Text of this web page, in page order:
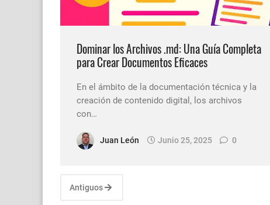
Dominar los Archivos .md: Una Guía Completa
para Crear Documentos Eficaces
En el ámbito de la documentación técnica y la
creación de contenido digital, los archivos
con…
Juan León Junio 25, 2025 0
Antiguos